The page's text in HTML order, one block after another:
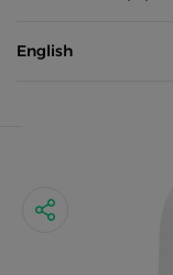
English